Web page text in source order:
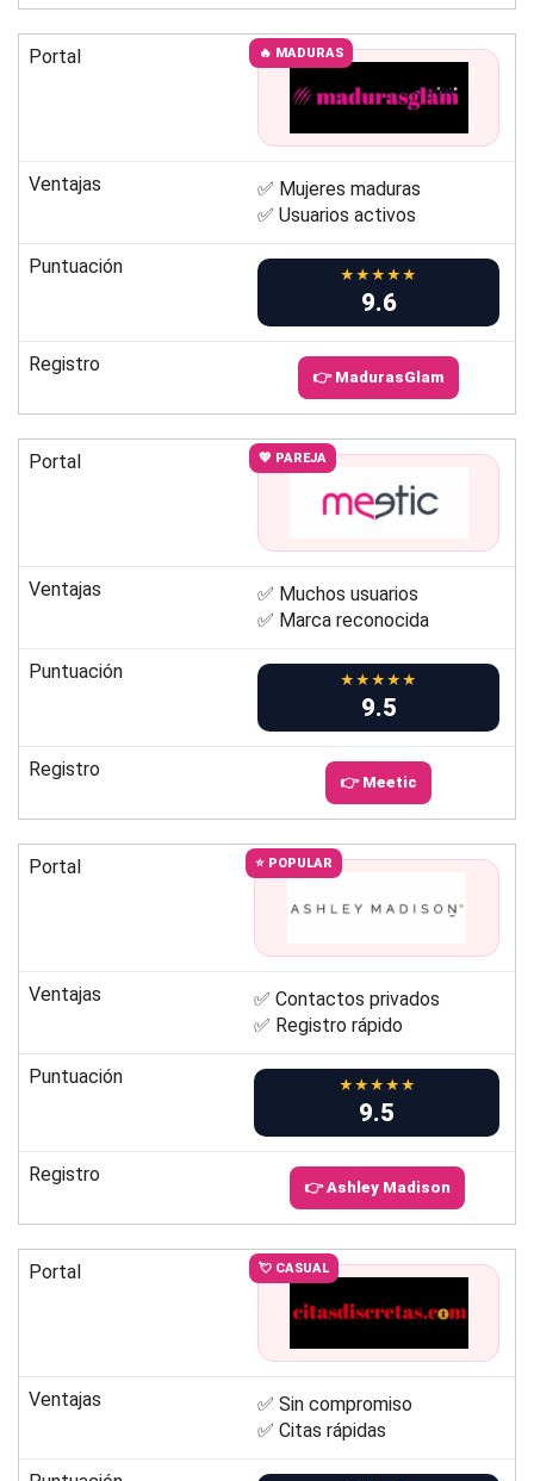
Portal 🔥 MADURAS
Ventajas
✅ Mujeres maduras
✅ Usuarios activos
Puntuación ★★★★★
9.6
Registro
👉 MadurasGlam
Portal 💖 PAREJA
Ventajas
✅ Muchos usuarios
✅ Marca reconocida
Puntuación ★★★★★
9.5
Registro
👉 Meetic
Portal ⭐ POPULAR
Ventajas
✅ Contactos privados
✅ Registro rápido
Puntuación ★★★★★
9.5
Registro
👉 Ashley Madison
Portal 💘 CASUAL
Ventajas
✅ Sin compromiso
✅ Citas rápidas